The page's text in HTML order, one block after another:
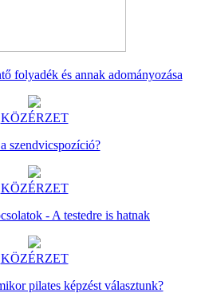
folyadék és annak adományozása
KÖZÉRZET
szendvicspozíció?
KÖZÉRZET
- A testedre is hatnak
KÖZÉRZET
pilates képzést választunk?